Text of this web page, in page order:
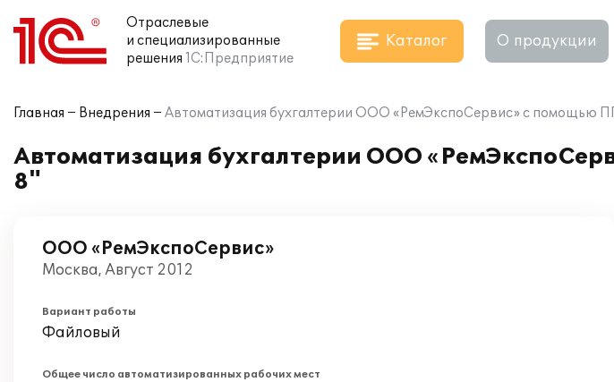
Отраслевые
и специализированные
решения 1С:Предприятие
Каталог О продукции
Главная Внедрения Автоматизация бухгалтерии ООО «РемЭкспоСервис» с помощью
Автоматизация бухгалтерии ООО
8"
ООО «РемЭкспоСервис»
Москва, Август 2012
Вариант работы
Файловый
Общее число автоматизированных рабочих мест